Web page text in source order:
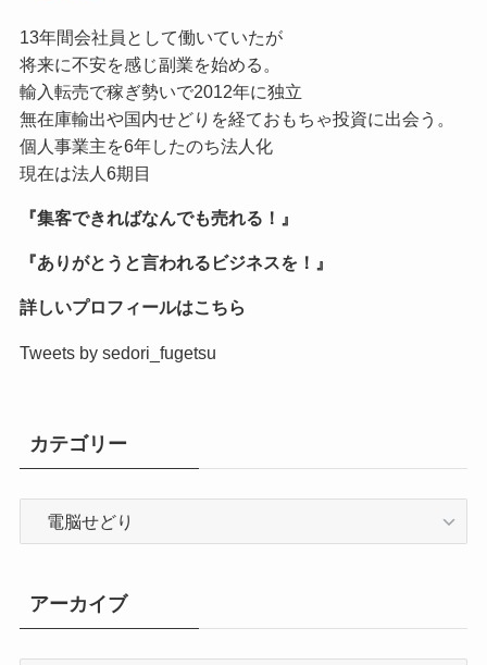
13年間会社員として働いていたが
将来に不安を感じ副業を始める。
輸入転売で稼ぎ勢いで2012年に独立
無在庫輸出や国内せどりを経ておもちゃ投資に出会う。
個人事業主を6年したのち法人化
現在は法人6期目
『集客できればなんでも売れる！』
『ありがとうと言われるビジネスを！』
詳しいプロフィールはこちら
Tweets by sedori_fugetsu
カテゴリー
リ
ー
アーカイブ